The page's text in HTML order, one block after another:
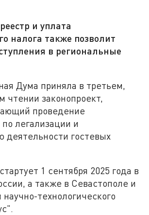
и уплата
налога также позволит
в региональные
Дума приняла в третьем,
чтении законопроект,
проведение
легализации и
деятельности гостевых
1 сентября 2025 года в
а также в Севастополе и
технологического